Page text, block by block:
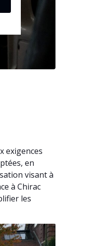
exigences
en
visant à
à Chirac
les